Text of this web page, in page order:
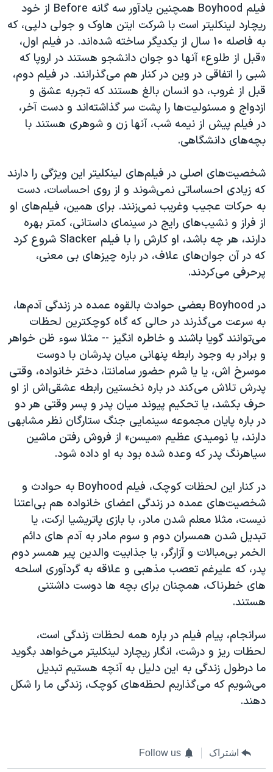
فیلم Boyhood همچنین یادآور سه گانه Before از خود
ریچارد لینکلیتر است با شرکت ایتن هاوک و جولی دلپی، که
به فاصله ۱۰ سال از یکدیگر ساخته شده‌اند. در فیلم اول،
«قبل از طلوع» آنها دو جوان دانشجو هستند در اروپا که
شبی را اتفاقی در وین در کنار هم می‌گذرانند. در فیلم دوم،
قبل از غروب، دو انسان بالغ هستند که تجربه عشق و
ازدواج و مسئولیت‌ها را پشت سر گذاشته‌اند و دست آخر،
در فیلم پیش از نیمه شب، آنها زن و شوهری هستند با
بچه‌های دانشگاهی.
شخصیت‌های اصلی در فیلم‌های لینکلیتر این ویژگی را دارند
که زیادی احساساتی نمی‌شوند و از روی احساسات، دست
به حرکات عجیب وغریب نمی‌زنند. برای همین، فیلم‌های او
از فراز و نشیب‌های رایج در سینمای داستانی، کمتر بهره
دارند، هر چه باشد، او کارش را با فیلم Slacker شروع کرد
که در آن جوان‌های علاف، در باره چیزهای بی معنی،
پرحرفی می‌کردند.
در Boyhood بعضی حوادث بالقوه عمده در زندگی آدم‌ها،
به سرعت می‌گذرند در حالی که گاه کوچکترین لحظات
می‌توانند گویا باشند و خاطره انگیز -- مثلا سوء ظن خواهر
و برادر به وجود رابطه پنهانی میان پدرشان با دوست
موسرخ اش، یا یا شرم حضور سامانتا، دختر خانواده، وقتی
پدرش تلاش می‌کند در باره نخستین رابطه عشقی‌اش از او
حرف بکشد، یا تحکیم پیوند میان پدر و پسر وقتی هر دو
در باره پایان مجموعه سینمایی جنگ ستارگان نظر مشابهی
دارند، یا نومیدی عظیم «میسن» از فروش رفتن ماشین
سیاهرنگ پدر که وعده شده بود به او داده شود.
در کنار این لحظات کوچک، فیلم Boyhood به حوادث و
شخصیت‌های عمده در زندگی اعضای خانواده هم بی‌اعتنا
نیست، مثلا معلم شدن مادر، با بازی پاتریشیا ارکت، یا
تبدیل شدن همسران دوم و سوم مادر به آدم های دائم
الخمر بی‌مبالات و آزارگر، یا جذابیت والدین پیر همسر دوم
پدر، که علیرغم تعصب مذهبی و علاقه به گردآوری اسلحه
های خطرناک، همچنان برای بچه ها دوست داشتنی
هستند.
سرانجام، پیام فیلم در باره همه لحظات زندگی است،
لحظات ریز و درشت، انگار ریچارد لینکلیتر می‌خواهد بگوید
ما درطول زندگی به این دلیل به آنچه هستیم تبدیل
می‌شویم که می‌گذاریم لحظه‌های کوچک، زندگی ما را شکل
دهند.
اشتراک Follow us